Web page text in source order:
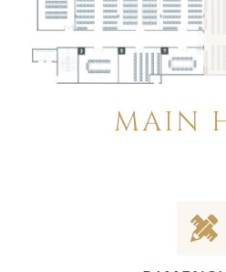
MAIN